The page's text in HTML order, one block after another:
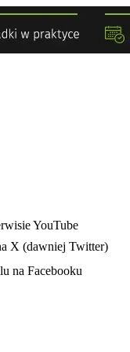
YouTube
X (dawniej Twitter)
na Facebooku